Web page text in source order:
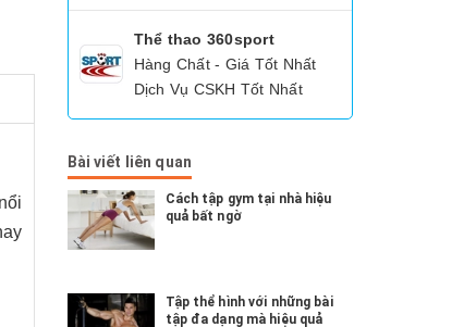
Thể thao 360sport
Hàng Chất - Giá Tốt Nhất
Dịch Vụ CSKH Tốt Nhất
Bài viết liên quan
Cách tập gym tại nhà hiệu
quả bất ngờ
Tập thể hình với những bài
tập đa dạng mà hiệu quả